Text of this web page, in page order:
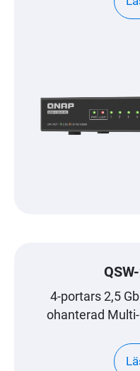
4-portars 2,5
ohanterad